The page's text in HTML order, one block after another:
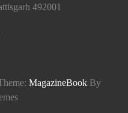
492001
MagazineBook By